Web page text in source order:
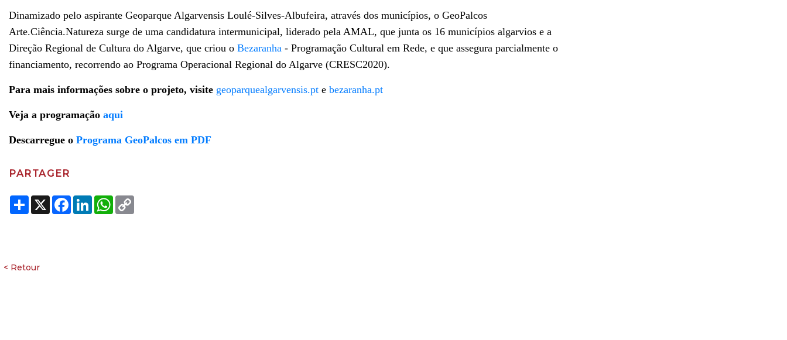
Dinamizado pelo aspirante Geoparque Algarvensis Loulé-Silves-Albufeira, através dos municípios, o GeoPalcos
Arte.Ciência.Natureza surge de uma candidatura intermunicipal, liderado pela AMAL, que junta os 16 municípios algarvios e a
Direção Regional de Cultura do Algarve, que criou o Bezaranha - Programação Cultural em Rede, e que assegura parcialmente o
financiamento, recorrendo ao Programa Operacional Regional do Algarve (CRESC2020).
Para mais informações sobre o projeto, visite geoparquealgarvensis.pt e bezaranha.pt
Veja a programação aqui
Descarregue o Programa GeoPalcos em PDF
PARTAGER
Share
X Facebook
LinkedInWhatsApp